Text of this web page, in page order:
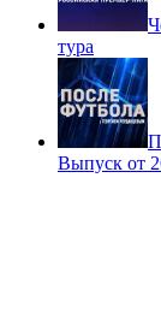
тура